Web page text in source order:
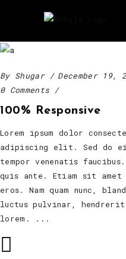
By Shugar
December 19,
0 Comments
100% Responsive
Lorem ipsum dolor
adipiscing elit. Sed do
tempor venenatis
quis ante. Etiam sit
eros. Nam quam nunc,
luctus pulvinar,
lorem.